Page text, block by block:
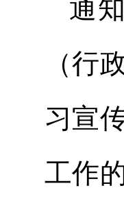
通
（行
习宣
工作